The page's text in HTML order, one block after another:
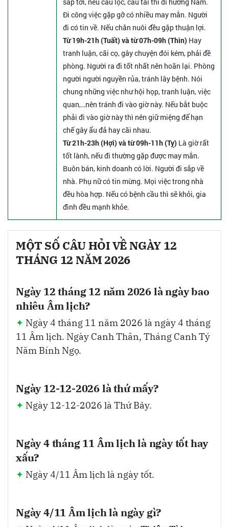
Đi công việc gặp gỡ có nhiều may mắn. Người
đi có tin về. Nếu chăn nuôi đều gặp thuận lợi.
Từ 19h-21h (Tuất) và từ 07h-09h (Thìn) Hay
tranh luận, cãi cọ, gây chuyện đói kém, phải đề
phòng. Người ra đi tốt nhất nên hoãn lại. Phòng
người người nguyền rủa, tránh lây bệnh. Nói
chung những việc như hội họp, tranh luận, việc
quan,…nên tránh đi vào giờ này. Nếu bắt buộc
phải đi vào giờ này thì nên giữ miệng để hạn
chế gây ẩu đả hay cãi nhau.
Từ 21h-23h (Hợi) và từ 09h-11h (Tỵ) Là giờ rất
tốt lành, nếu đi thường gặp được may mắn.
Buôn bán, kinh doanh có lời. Người đi sắp về
nhà. Phụ nữ có tin mừng. Mọi việc trong nhà
đều hòa hợp. Nếu có bệnh cầu thì sẽ khỏi, gia
đình đều mạnh khỏe.
MỘT SỐ CÂU HỎI VỀ NGÀY 12
THÁNG 12 NĂM 2026
Ngày 12 tháng 12 năm 2026 là ngày bao
nhiêu Âm lịch?
Ngày 4 tháng 11 năm 2026 là ngày 4 tháng
11 Âm lịch. Ngày Canh Thân, Tháng Canh Tý
Năm Bính Ngọ.
Ngày 12-12-2026 là thứ mấy?
Ngày 12-12-2026 là Thứ Bảy.
Ngày 4 tháng 11 Âm lịch là ngày tốt hay
xấu?
Ngày 4/11 Âm lịch là ngày tốt.
Ngày 4/11 Âm lịch là ngày gì?